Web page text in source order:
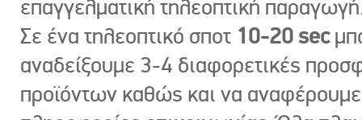
επαγγελματική τηλεοπτική
Σε ένα τηλεοπτικό σποτ 10-20 sec
αναδείξουμε 3-4 διαφορετικές
προϊόντων καθώς και να